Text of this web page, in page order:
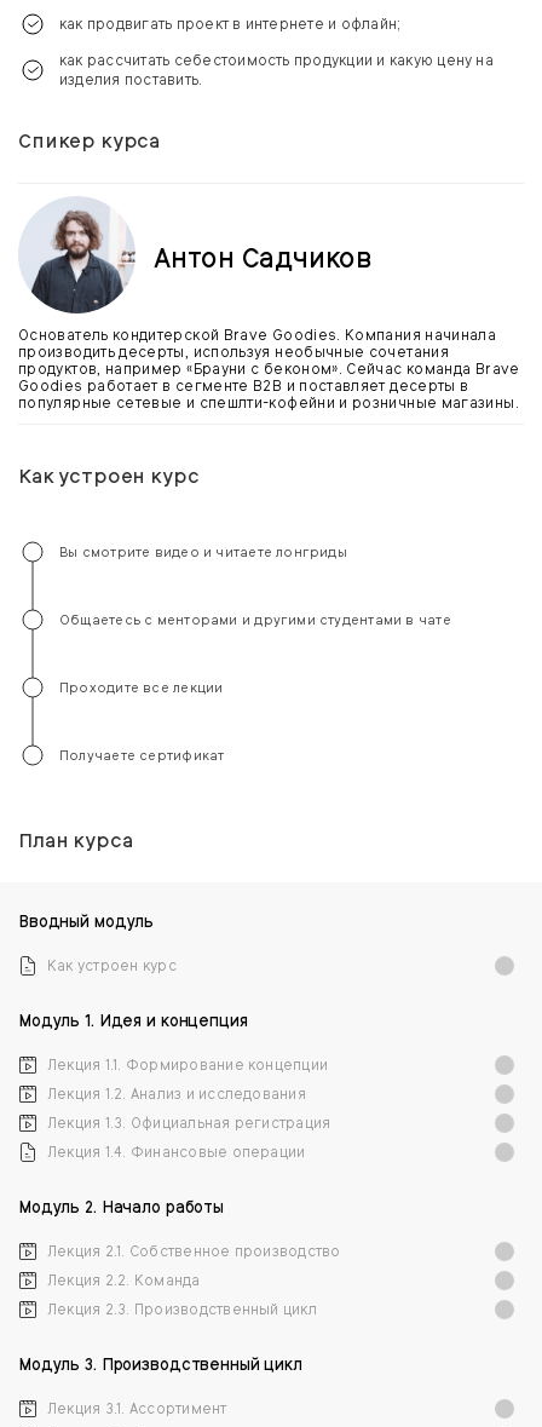
как продвигать проект в интернете и офлайн;
как рассчитать себестоимость продукции и какую цену на
изделия поставить.
Спикер курса
Антон Садчиков
Основатель кондитерской Brave Goodies. Компания начинала
производить десерты, используя необычные сочетания
продуктов, например «Брауни с беконом». Сейчас команда Brave
Goodies работает в сегменте B2B и поставляет десерты в
популярные сетевые и спешлти-кофейни и розничные магазины.
Как устроен курс
Вы смотрите видео и читаете лонгриды
Общаетесь с менторами и другими студентами в чате
Проходите все лекции
Получаете сертификат
План курса
Вводный модуль
Как устроен курс
Модуль 1. Идея и концепция
Лекция 1.1. Формирование концепции
Лекция 1.2. Анализ и исследования
Лекция 1.3. Официальная регистрация
Лекция 1.4. Финансовые операции
Модуль 2. Начало работы
Лекция 2.1. Собственное производство
Лекция 2.2. Команда
Лекция 2.3. Производственный цикл
Модуль 3. Производственный цикл
Лекция 3.1. Ассортимент